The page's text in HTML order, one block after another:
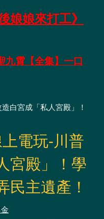
娘娘來打工》
九霄【全集】一口
電玩-川普
宮殿」！學
民主遺產！